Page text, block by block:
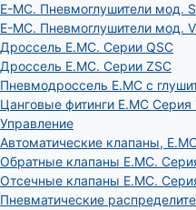
E-MC. Пневмоглушители мод.
E-MC. Пневмоглушители мод. V
Дроссель E.MC. Серии QSC
Дроссель E.MC. Серии ZSC
Пневмодроссель E.MC с
Цанговые фитинги E.MC Серия
Управление
Автоматические клапаны,
Обратные клапаны E.MC.
Отсечные клапаны E.MC.
Пневматические